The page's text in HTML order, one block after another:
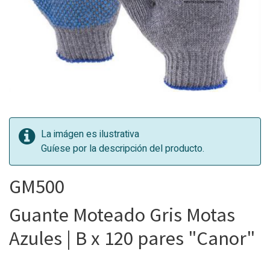
La imágen es ilustrativa
Guíese por la descripción del producto.
GM500
Guante Moteado Gris Motas
Azules | B x 120 pares "Canor"